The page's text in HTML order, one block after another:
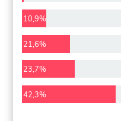
10,9%
21,6%
23,7%
42,3%